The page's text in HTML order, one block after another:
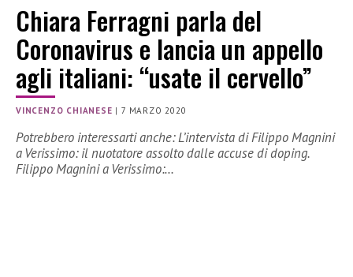
Chiara Ferragni parla del
Coronavirus e lancia un appello
agli italiani: “usate il cervello”
VINCENZO CHIANESE |7 MARZO 2020
Potrebbero interessarti anche: L’intervista di Filippo Magnini
a Verissimo: il nuotatore assolto dalle accuse di doping.
Filippo Magnini a Verissimo:…